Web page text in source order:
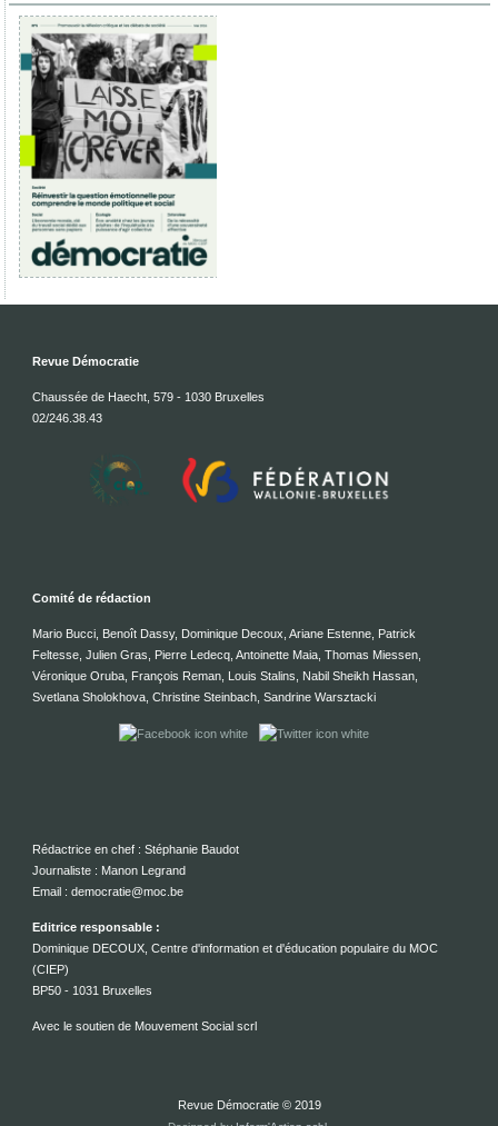
Revue Démocratie
Chaussée de Haecht, 579 - 1030 Bruxelles
02/246.38.43
Comité de rédaction
Mario Bucci, Benoît Dassy, Dominique Decoux, Ariane Estenne, Patrick
Feltesse, Julien Gras, Pierre Ledecq, Antoinette Maia, Thomas Miessen,
Véronique Oruba, François Reman, Louis Stalins, Nabil Sheikh Hassan,
Svetlana Sholokhova, Christine Steinbach, Sandrine Warsztacki
Rédactrice en chef : Stéphanie Baudot
Journaliste : Manon Legrand
Email : democratie@moc.be
Editrice responsable :
Dominique DECOUX, Centre d'information et d'éducation populaire du MOC
(CIEP)
BP50 - 1031 Bruxelles
Avec le soutien de Mouvement Social scrl
Revue Démocratie © 2019